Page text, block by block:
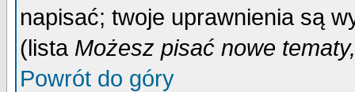
napisać; twoje uprawnienia są
(lista Możesz pisać nowe
Powrót do góry